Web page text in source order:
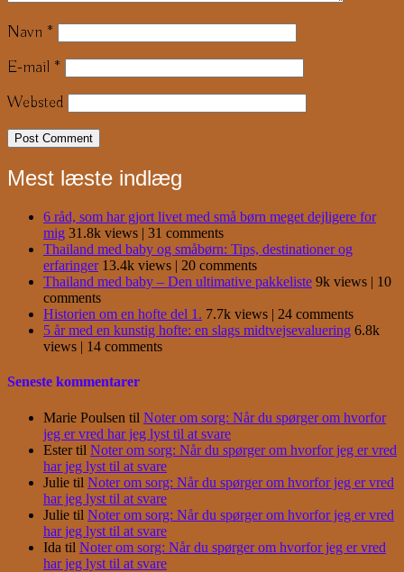
Navn *
E-mail *
Websted
Mest læste indlæg
6 råd, som har gjort livet med små børn meget dejligere for
mig 31.8k views | 31 comments
Thailand med baby og småbørn: Tips, destinationer og
erfaringer 13.4k views | 20 comments
Thailand med baby – Den ultimative pakkeliste 9k views | 10
comments
Historien om en hofte del 1. 7.7k views | 24 comments
5 år med en kunstig hofte: en slags midtvejsevaluering 6.8k
views | 14 comments
Seneste kommentarer
Marie Poulsen til Noter om sorg: Når du spørger om hvorfor
jeg er vred har jeg lyst til at svare
Estertil Noter om sorg: Når du spørger om hvorfor jeg er vred
har jeg lyst til at svare
Julie til Noter om sorg: Når du spørger om hvorfor jeg er vred
har jeg lyst til at svare
Julie til Noter om sorg: Når du spørger om hvorfor jeg er vred
har jeg lyst til at svare
Ida til Noter om sorg: Når du spørger om hvorfor jeg er vred
har jeg lyst til at svare